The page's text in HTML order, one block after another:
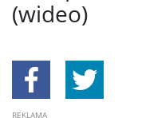
(wideo)